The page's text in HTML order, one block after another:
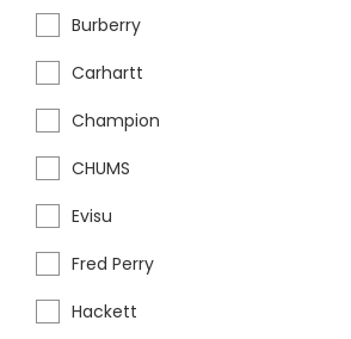
Burberry
Carhartt
Champion
CHUMS
Evisu
Fred Perry
Hackett